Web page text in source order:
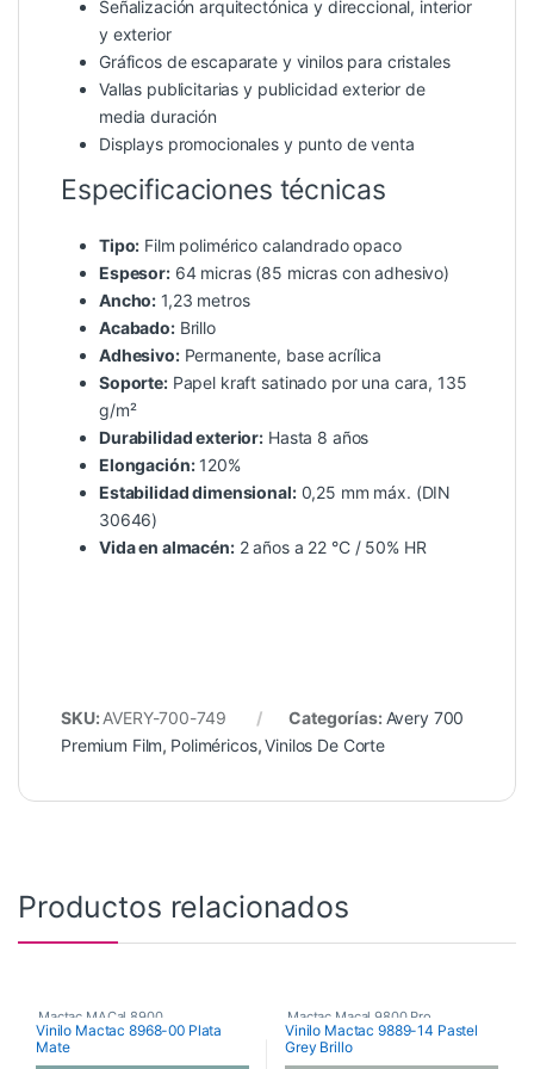
Señalización arquitectónica y direccional, interior
y exterior
Gráficos de escaparate y vinilos para cristales
Vallas publicitarias y publicidad exterior de
media duración
Displays promocionales y punto de venta
Especificaciones técnicas
Tipo: Film polimérico calandrado opaco
Espesor:64 micras (85 micras con adhesivo)
Ancho: 1,23 metros
Acabado:Brillo
Adhesivo:Permanente, base acrílica
Soporte:Papel kraft satinado por una cara, 135
g/m²
Durabilidad exterior: Hasta 8 años
Elongación:120%
Estabilidad dimensional:0,25 mm máx. (DIN
30646)
Vida en almacén:2 años a 22 °C / 50% HR
SKU: AVERY-700-749 Categorías: Avery 700
Premium Film, Poliméricos,Vinilos De Corte
Productos relacionados
Mactac MACal 8900
Monoméricos
Vinilo Mactac 8968-00 Plata
Mate
Mactac Macal 9800 Pro
Poliméricos
Vinilo Mactac 9889-14 Pastel
Grey Brillo